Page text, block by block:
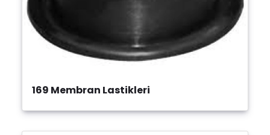
169 Membran Lastikleri